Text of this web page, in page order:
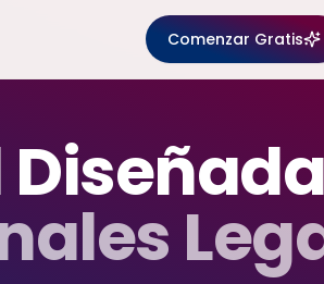
Comenzar Gratis